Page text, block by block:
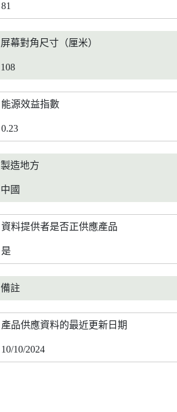
81
屏幕對角尺寸（厘米）
108
能源效益指數
0.23
製造地方
中國
資料提供者是否正供應產品
是
備註
產品供應資料的最近更新日期
10/10/2024